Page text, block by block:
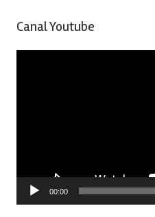
Canal Youtube
00:00